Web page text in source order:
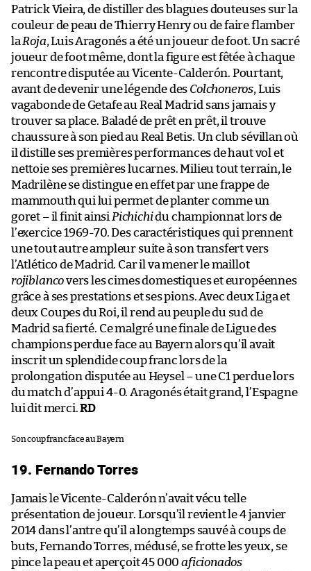
Patrick Vieira, de distiller des blagues douteuses sur la
couleur de peau de Thierry Henry ou de faire flamber
la Roja, Luis Aragonés a été un joueur de foot. Un sacré
joueur de foot même, dont la figure est fêtée à chaque
rencontre disputée au Vicente-Calderón. Pourtant,
avant de devenir une légende des Colchoneros, Luis
vagabonde de Getafe au Real Madrid sans jamais y
trouver sa place. Baladé de prêt en prêt, il trouve
chaussure à son pied au Real Betis. Un club sévillan où
il distille ses premières performances de haut vol et
nettoie ses premières lucarnes. Milieu tout terrain, le
Madrilène se distingue en effet par une frappe de
mammouth qui lui permet de planter comme un
goret – il finit ainsi Pichichidu championnat lors de
l’exercice 1969-70. Des caractéristiques qui prennent
une tout autre ampleur suite à son transfert vers
l’Atlético de Madrid. Car il va mener le maillot
rojiblancovers les cimes domestiques et européennes
grâce à ses prestations et ses pions. Avec deux Liga et
deux Coupes du Roi, il rend au peuple du sud de
Madrid sa fierté. Ce malgré une finale de Ligue des
champions perdue face au Bayern alors qu’il avait
inscrit un splendide coup franc lors de la
prolongation disputée au Heysel – une C1 perdue lors
du match d’appui 4-0. Aragonés était grand, l’Espagne
lui dit merci.RD
Son coup franc face au Bayern
19. Fernando Torres
Jamais le Vicente-Calderón n’avait vécu telle
présentation de joueur. Lorsqu’il revient le 4 janvier
2014 dans l’antre qu’il a longtemps sauvé à coups de
buts, Fernando Torres, médusé, se frotte les yeux, se
pince la peau et aperçoit 45 000aficionados